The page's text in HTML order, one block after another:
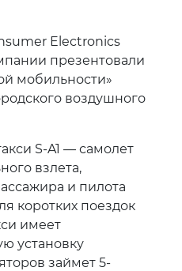
Electronics
презентовали
мобильности»
воздушного
S-A1 — самолет
взлета,
и пилота
коротких поездок
имеет
установку
займет 5-